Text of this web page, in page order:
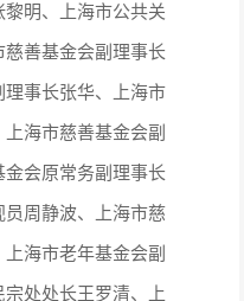
明、上海市公共关
善基金会副理事长
事长张华、上海市
海市慈善基金会副
会原常务副理事长
周静波、上海市慈
海市老年基金会副
处处长王罗清、上